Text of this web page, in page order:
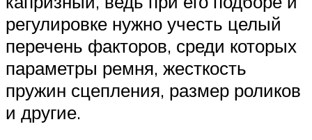
регулировке нужно учесть целый
перечень факторов, среди которых
параметры ремня, жесткость
пружин сцепления, размер роликов
и другие.